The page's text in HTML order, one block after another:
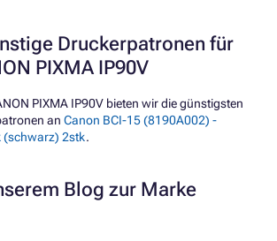
Druckerpatronen für
PIXMA IP90V
PIXMA IP90V bieten wir die günstigsten
an Canon BCI-15 (8190A002) -
(schwarz) 2stk.
Blog zur Marke